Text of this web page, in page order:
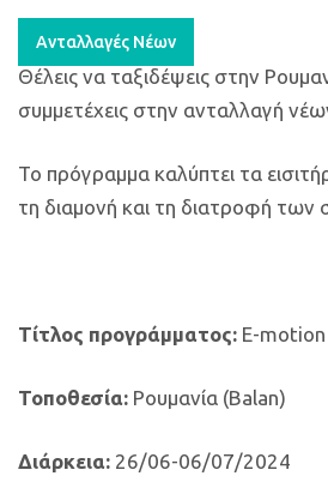
Ανταλλαγές Νέων
Θέλεις να ταξιδέψεις στην
συμμετέχεις στην ανταλλαγή
Το πρόγραμμα καλύπτει τα
τη διαμονή και τη διατροφή των
Τίτλος προγράμματος: E-motion
Τοποθεσία: Ρουμανία (Balan)
Διάρκεια: 26/06-06/07/2024